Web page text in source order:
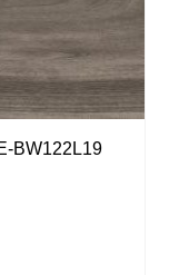
BW122L19